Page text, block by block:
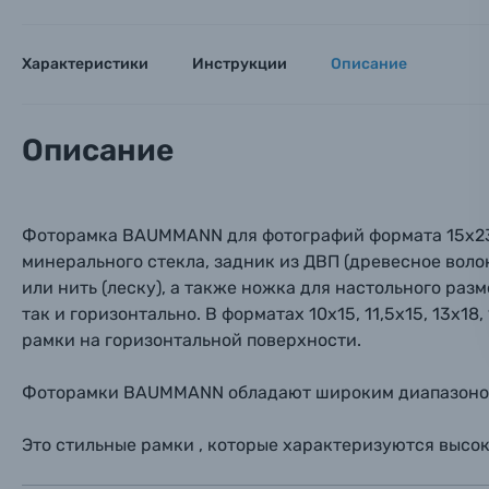
Материалы
Осветительное оборудование
Фоторамки
Фотоальбомы
Характеристики Инструкции Описание
Описание
Фоторамка BAUMMANN для фотографий формата
минерального стекла, задник из ДВП (древесное
или нить (леску), а также ножка для настольного
так и горизонтально. В форматах 10х15, 11,5х15,
рамки на горизонтальной поверхности.
Фоторамки BAUMMANN обладают широким
Это стильные рамки , которые характеризуются